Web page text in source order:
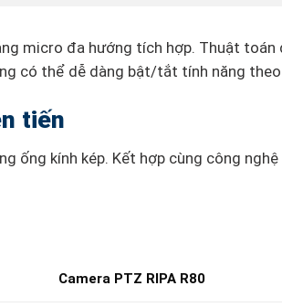
micro đa hướng tích hợp. Thuật
có thể dễ dàng bật/tắt tính năng
tiến
ống kính kép. Kết hợp cùng công
Camera PTZ RIPA R80